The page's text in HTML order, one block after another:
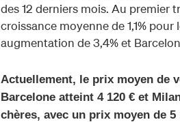
des 12 derniers mois. Au premier
croissance moyenne de 1,1%
augmentation de 3,4% et
Actuellement, le prix moyen de
Barcelone atteint 4 120 € et
chères, avec un prix moyen de